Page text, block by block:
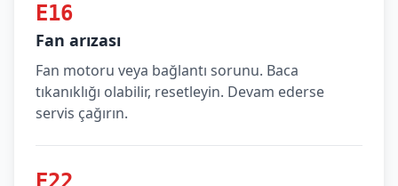
E16
Fan arızası
Fan motoru veya bağlantı sorunu. Baca
tıkanıklığı olabilir, resetleyin. Devam ederse
servis çağırın.